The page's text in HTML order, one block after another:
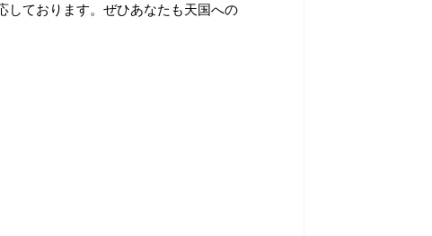
しております。ぜひあなたも天国への